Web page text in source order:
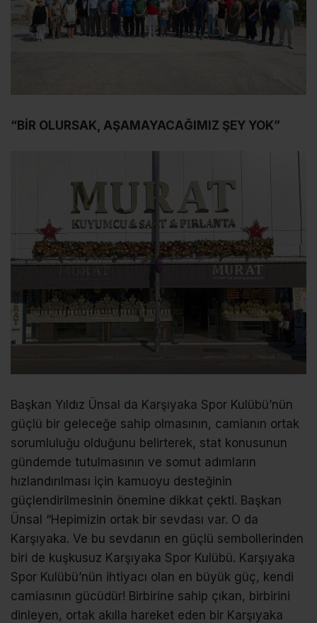
“BİR OLURSAK, AŞAMAYACAĞIMIZ ŞEY YOK”
Başkan Yıldız Ünsal da Karşıyaka Spor Kulübü’nün
güçlü bir geleceğe sahip olmasının, camianın ortak
sorumluluğu olduğunu belirterek, stat konusunun
gündemde tutulmasının ve somut adımların
hızlandırılması için kamuoyu desteğinin
güçlendirilmesinin önemine dikkat çekti. Başkan
Ünsal “Hepimizin ortak bir sevdası var. O da
Karşıyaka. Ve bu sevdanın en güçlü sembollerinden
biri de kuşkusuz Karşıyaka Spor Kulübü. Karşıyaka
Spor Kulübü’nün ihtiyacı olan en büyük güç, kendi
camiasının gücüdür! Birbirine sahip çıkan, birbirini
dinleyen, ortak akılla hareket eden bir Karşıyaka